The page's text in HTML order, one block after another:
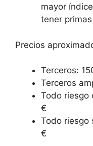
mayor
tener
Precios
Terceros:
Terceros
Todo riesgo
€
Todo riesgo
€